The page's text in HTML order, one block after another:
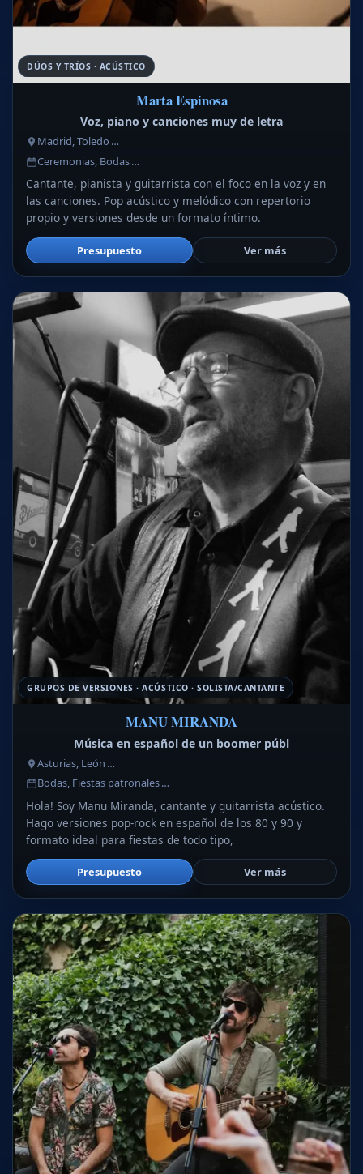
DÚOS Y TRÍOS · ACÚSTICO
Marta Espinosa
Voz, piano y canciones muy de letra
Madrid, Toledo …
Ceremonias, Bodas …
Cantante, pianista y guitarrista con el foco en la voz y en
las canciones. Pop acústico y melódico con repertorio
propio y versiones desde un formato íntimo.
Presupuesto Ver más
GRUPOS DE VERSIONES · ACÚSTICO · SOLISTA/CANTANTE
MANU MIRANDA
Música en español de un boomer públ
Asturias, León …
Bodas, Fiestas patronales …
Hola! Soy Manu Miranda, cantante y guitarrista acústico.
Hago versiones pop-rock en español de los 80 y 90 y
formato ideal para fiestas de todo tipo,
Presupuesto Ver más